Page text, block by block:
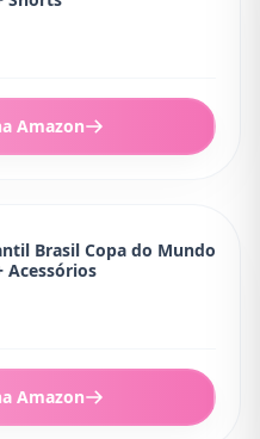
Amazon
Brasil Copa do Mundo
Acessórios
Amazon